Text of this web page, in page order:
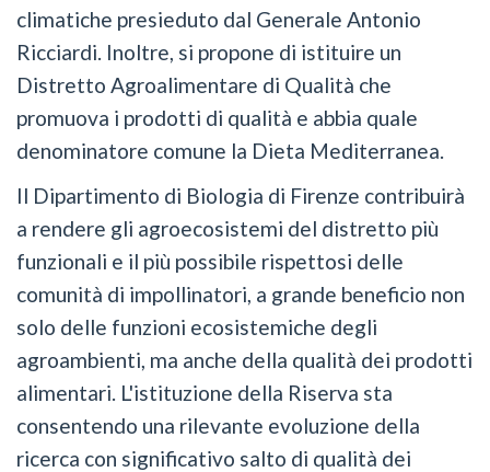
climatiche presieduto dal Generale Antonio
Ricciardi. Inoltre, si propone di istituire un
Distretto Agroalimentare di Qualità che
promuova i prodotti di qualità e abbia quale
denominatore comune la Dieta Mediterranea.
Il Dipartimento di Biologia di Firenze contribuirà
a rendere gli agroecosistemi del distretto più
funzionali e il più possibile rispettosi delle
comunità di impollinatori, a grande beneficio non
solo delle funzioni ecosistemiche degli
agroambienti, ma anche della qualità dei prodotti
alimentari. L'istituzione della Riserva sta
consentendo una rilevante evoluzione della
ricerca con significativo salto di qualità dei